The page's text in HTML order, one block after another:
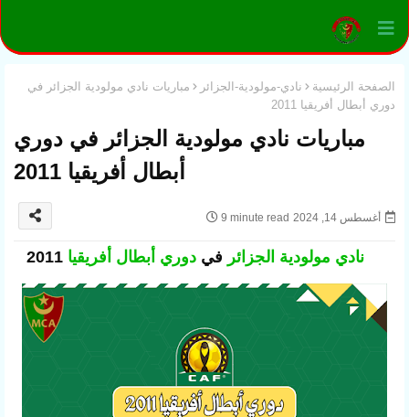
الصفحة الرئيسية نادي-مولودية-الجزائر
مباريات نادي مولودية الجزائر في
دوري أبطال أفريقيا 2011
مباريات نادي مولودية الجزائر في دوري
أبطال أفريقيا 2011
أغسطس 14, 2024 9 minute read
نادي مولودية الجزائر في دوري أبطال أفريقيا